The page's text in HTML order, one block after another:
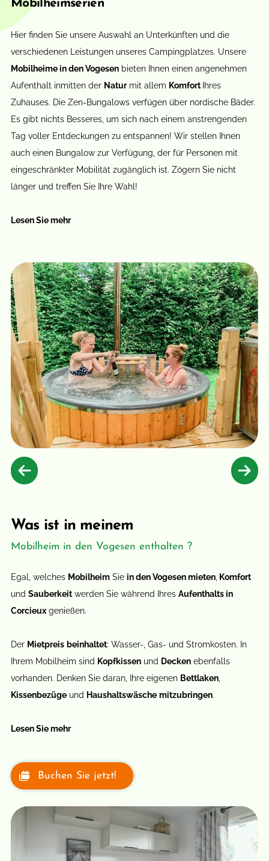
Mobilheimserien
Hier finden Sie unsere Auswahl an Unterkünften und die
verschiedenen Leistungen unseres Campingplatzes. Unsere
Mobilheime in den Vogesenbieten Ihnen einen angenehmen
Aufenthalt inmitten der Naturmit allem Komfort Ihres
Zuhauses. Die Zen-Bungalows verfügen über nordische Bäder.
Es gibt nichts Besseres, um sich nach einem anstrengenden
Tag voller Entdeckungen zu entspannen! Wir stellen Ihnen
auch einen Bungalow zur Verfügung, der für Personen mit
eingeschränkter Mobilität zugänglich ist. Zögern Sie nicht
länger und treffen Sie Ihre Wahl!
Lesen Sie mehr
Was ist in meinem
Mobilheim in den Vogesen enthalten ?
Egal, welches MobilheimSie in den Vogesen mieten, Komfort
und Sauberkeitwerden Sie während Ihres Aufenthalts in
Corcieuxgenießen.
Der Mietpreis beinhaltet: Wasser-, Gas- und Stromkosten. In
Ihrem Mobilheim sind Kopfkissenund Deckenebenfalls
vorhanden. Denken Sie daran, Ihre eigenen Bettlaken,
Kissenbezügeund Haushaltswäsche mitzubringen.
Lesen Sie mehr
Buchen Sie jetzt!